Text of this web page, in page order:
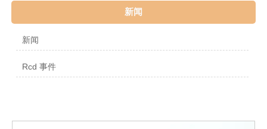
新闻
新闻
Rcd 事件